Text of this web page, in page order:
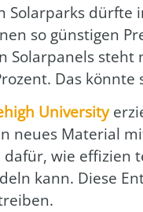
Solar­parks
so güns­ti­gen
Solar­pa­nels
Das
Uni­ver­si­ty
neu­es Mate­ri­al
dafür, wie effi­zi­en
kann. Die­se